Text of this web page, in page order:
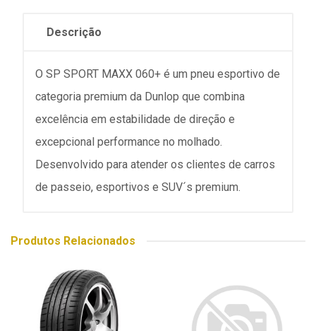
Descrição
O SP SPORT MAXX 060+ é um pneu esportivo de
categoria premium da Dunlop que combina
excelência em estabilidade de direção e
excepcional performance no molhado.
Desenvolvido para atender os clientes de carros
de passeio, esportivos e SUV´s premium.
Produtos Relacionados